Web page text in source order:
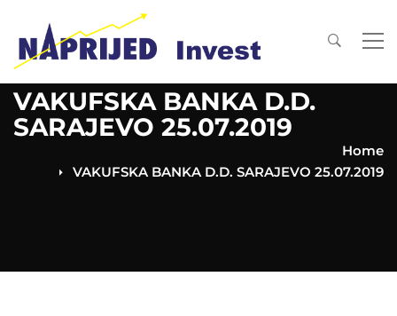
VAKUFSKA BANKA D.D.
SARAJEVO 25.07.2019
Home
VAKUFSKA BANKA D.D. SARAJEVO 25.07.2019